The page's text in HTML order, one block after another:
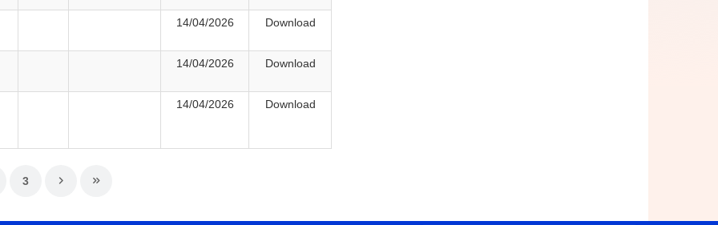
14/04/2026 Download
14/04/2026 Download
14/04/2026 Download
3